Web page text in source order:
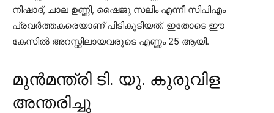
നിഷാദ്, ചാല ഉണ്ണി, ഷൈജു സലിം എന്നീ സിപിഎം
പ്രവര്‍ത്തകരെയാണ് പിടികൂടിയത്. ഇതോടെ ഈ
കേസില്‍ അറസ്റ്റിലായവരുടെ എണ്ണം 25 ആയി.
മുന്‍മന്ത്രി ടി. യു. കുരുവിള
അന്തരിച്ചു